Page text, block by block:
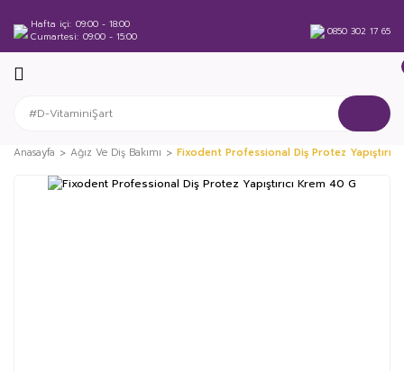
Hafta içi 09:00 - 18:00
Cumartesi 09:00 - 15:00 0850 302 17 65
Anasayfa Ağız Ve Diş Bakımı Fixodent Professional Diş Protez